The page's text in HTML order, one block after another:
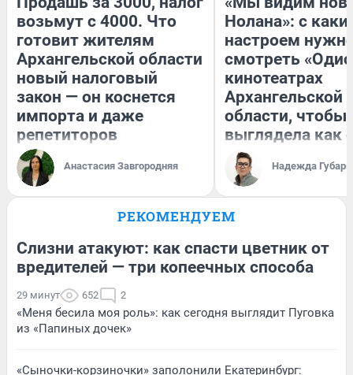
возьмут с 4000. Что
готовит жителям
Архангельской области
новый налоговый
закон — он коснется
импорта и даже
репетиторов
Анастасия Завгородняя
Нолана»: с
настроем
смотреть
кинотеатрах
Архангельской
области, чтобы
выглядела как
Надежда Губарь
РЕКОМЕНДУЕМ
Слизни атакуют: как спасти цветник от
вредителей — три копеечных способа
29 минут 652 2
«Меня бесила моя роль»: как сегодня выглядит Пуговка
из «Папиных дочек»
«Сыночки-корзиночки» заполонили Екатеринбург: